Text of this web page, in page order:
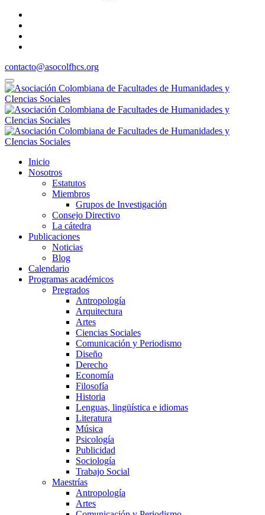
contacto@asocolfhcs.org
Inicio
Nosotros
Estatutos
Miembros
Grupos de Investigación
Consejo Directivo
La cátedra
Publicaciones
Noticias
Blog
Calendario
Programas académicos
Pregrados
Antropología
Arquitectura
Artes
Ciencias Sociales
Comunicación y Periodismo
Diseño
Derecho
Economía
Filosofía
Historia
Lenguas, lingüística e idiomas
Literatura
Música
Psicología
Publicidad
Sociología
Trabajo Social
Maestrías
Antropología
Artes